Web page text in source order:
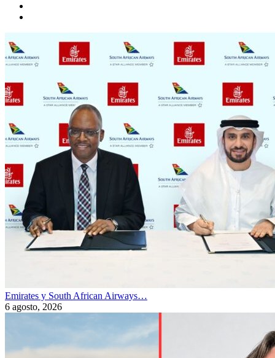
Emirates y South African Airways…
6 agosto, 2026